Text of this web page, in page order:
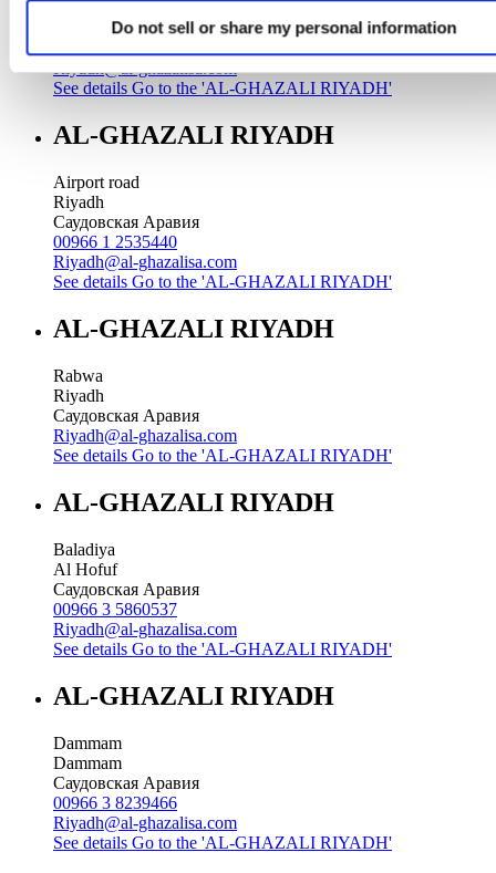
Do not sell or share my personal information
Саудовская Аравия
00966 1 4628858
Riyadh@al-ghazalisa.com
See details Go to the 'AL-GHAZALI RIYADH'
AL-GHAZALI RIYADH
Airport road
Riyadh
Саудовская Аравия
00966 1 2535440
Riyadh@al-ghazalisa.com
See details Go to the 'AL-GHAZALI RIYADH'
AL-GHAZALI RIYADH
Rabwa
Riyadh
Саудовская Аравия
Riyadh@al-ghazalisa.com
See details Go to the 'AL-GHAZALI RIYADH'
AL-GHAZALI RIYADH
Baladiya
Al Hofuf
Саудовская Аравия
00966 3 5860537
Riyadh@al-ghazalisa.com
See details Go to the 'AL-GHAZALI RIYADH'
AL-GHAZALI RIYADH
Dammam
Dammam
Саудовская Аравия
00966 3 8239466
Riyadh@al-ghazalisa.com
See details Go to the 'AL-GHAZALI RIYADH'